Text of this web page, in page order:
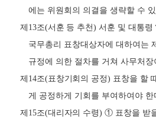
에는 위원회의 의결을 생략할 수
제 13조(서훈 등 추천) 서훈 및 대통령
국무총리 표창대상자에 대하여는 제
규정에 의한 절차를 거쳐 사무처장
제 14조(표창기회의 공정) 표창을 할
게 공정하게 기회를 부여하여야 한
제 15조(대리자의 수령) ① 표창을 받